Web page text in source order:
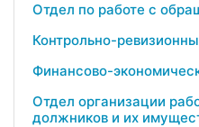
Отдел по работе с
Контрольно-
Финансово-
Отдел организации
должников и их